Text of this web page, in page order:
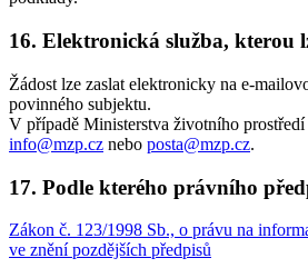
16. Elektronická služba, kterou
Žádost lze zaslat elektronicky na e-
povinného subjektu.
V případě Ministerstva životního
info@mzp.cz nebo posta@mzp.cz.
17. Podle kterého právního
Zákon č. 123/1998 Sb., o právu na
ve znění pozdějších předpisů